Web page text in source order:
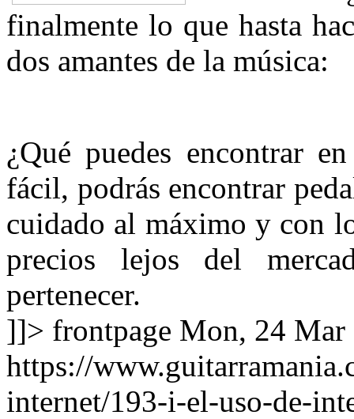
finalmente lo que hasta
dos amantes de la música:
¿Qué puedes encontrar
fácil, podrás encontrar
cuidado al máximo y con
precios lejos del
pertenecer.
]]> frontpage Mon, 24 Mar
https://
internet/193-i-el-uso-de-